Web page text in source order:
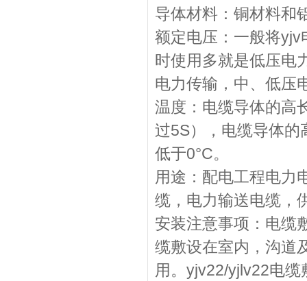
导体材料：铜材料和
额定电压：一般将yjv
时使用多就是低压电
电力传输，中、低压
温度：电缆导体的高
过5S），电缆导体的
低于0°C。
用途：配电工程电力
缆，电力输送电缆，
安装注意事项：电缆
缆敷设在室内，沟道
用。yjv22/yjlv22电